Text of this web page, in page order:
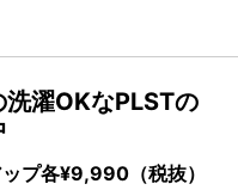
濯OKなPLSTの
プ各¥9,990（税抜）